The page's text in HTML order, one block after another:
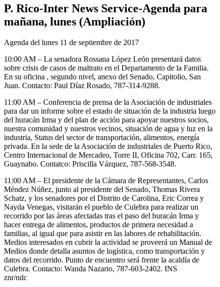
P. Rico-Inter News Service-Agenda para
mañana, lunes (Ampliación)
Agenda del lunes 11 de septiembre de 2017
10:00 AM – La senadora Rossana López León presentará datos
sobre crisis de casos de maltrato en el Departamento de la Familia.
En su oficina , segundo nivel, anexo del Senado, Capitolio, San
Juan. Contacto: Paul Díaz Rosado, 787-314-9288.
11:00 AM – Conferencia de prensa de la Asociación de industriales
para dar un informe sobre el estado de situación de la industria luego
del huracán Irma y del plan de acción para apoyar nuestros socios,
nuestra comunidad y nuestros vecinos, situación de agua y luz en la
industria, Status del sector de transportación, alimentos, energía
privada. En la sede de la Asociación de industriales de Puerto Rico,
Centro Internacional de Mercadeo, Torre II, Oficina 702, Carr. 165,
Guaynabo. Contatco: Priscilla Vázquez, 787-568-3548.
11:00 AM – El presidente de la Cámara de Representantes, Carlos
Méndez Núñez, junto al presidente del Senado, Thomas Rivera
Schatz, y los senadores por el Distrito de Carolina, Eric Correa y
Nayda Venegas, visitarán el pueblo de Culebra para realizar un
recorrido por las áreas afectadas tras el paso del huracán Irma y
hacer entrega de alimentos, productos de primera necesidad a
familias, al igual que para asistir en las labores de rehabilitación.
Medios interesados en cubrir la actividad se proveerá un Manual de
Medios donde detalla asuntos de logística, como transportación y
datos del recorrido. Punto de encuentro será frente la acaldía de
Culebra. Contacto: Wanda Nazario, 787-603-2402. INS
znr/ndc